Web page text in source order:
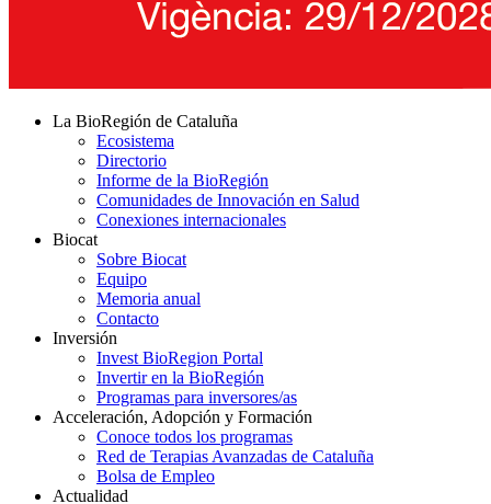
La BioRegión de Cataluña
Ecosistema
Directorio
Informe de la BioRegión
Comunidades de Innovación en Salud
Conexiones internacionales
Biocat
Sobre Biocat
Equipo
Memoria anual
Contacto
Inversión
Invest BioRegion Portal
Invertir en la BioRegión
Programas para inversores/as
Acceleración, Adopción y Formación
Conoce todos los programas
Red de Terapias Avanzadas de Cataluña
Bolsa de Empleo
Actualidad